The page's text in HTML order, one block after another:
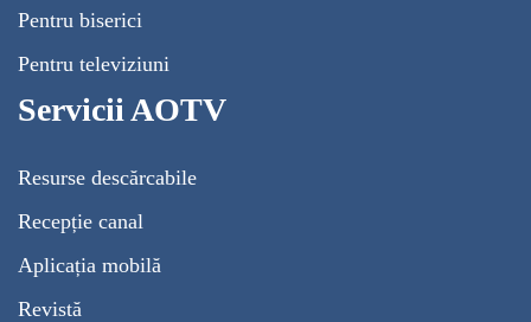
Pentru biserici
Pentru televiziuni
Servicii AOTV
Resurse descărcabile
Recepție canal
Aplicația mobilă
Revistă